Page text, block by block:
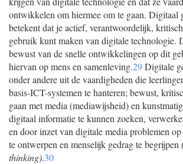
ontwikkelen om hiermee om te gaan. Digitaal
betekent dat je actief, verantwoordelijk,
gebruik kunt maken van digitale technologie.
bewust van de snelle ontwikkelingen op dit
hiervan op mens en samenleving.29Digitale
onder andere uit de vaardigheden die
basis-ICT-systemen te hanteren; bewust,
gaan met media (mediawijsheid) en
digitaal informatie te kunnen zoeken,
en door inzet van digitale media problemen op
te ontwerpen en menselijk gedrag te begrijpen
thinking).30